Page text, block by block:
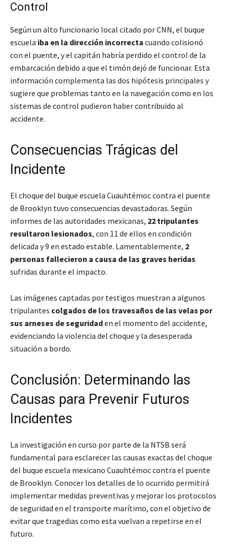
Control
Según un alto funcionario local citado por CNN, el buque
escuela iba en la dirección incorrecta cuando colisionó
con el puente, y el capitán habría perdido el control de la
embarcación debido a que el timón dejó de funcionar. Esta
información complementa las dos hipótesis principales y
sugiere que problemas tanto en la navegación como en los
sistemas de control pudieron haber contribuido al
accidente.
Consecuencias Trágicas del
Incidente
El choque del buque escuela Cuauhtémoc contra el puente
de Brooklyn tuvo consecuencias devastadoras. Según
informes de las autoridades mexicanas, 22 tripulantes
resultaron lesionados, con 11 de ellos en condición
delicada y 9 en estado estable. Lamentablemente, 2
personas fallecieron a causa de las graves heridas
sufridas durante el impacto.
Las imágenes captadas por testigos muestran a algunos
tripulantes colgados de los travesaños de las velas por
sus arneses de seguridaden el momento del accidente,
evidenciando la violencia del choque y la desesperada
situación a bordo.
Conclusión: Determinando las
Causas para Prevenir Futuros
Incidentes
La investigación en curso por parte de la NTSB será
fundamental para esclarecer las causas exactas del choque
del buque escuela mexicano Cuauhtémoc contra el puente
de Brooklyn. Conocer los detalles de lo ocurrido permitirá
implementar medidas preventivas y mejorar los protocolos
de seguridad en el transporte marítimo, con el objetivo de
evitar que tragedias como esta vuelvan a repetirse en el
futuro.